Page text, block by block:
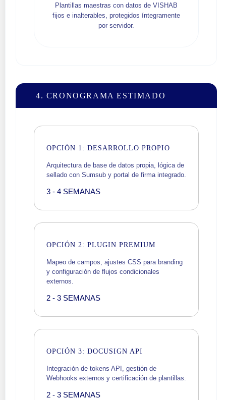
Plantillas maestras con datos de VISHAB
fijos e inalterables, protegidos íntegramente
por servidor.
4. CRONOGRAMA ESTIMADO
OPCIÓN 1: DESARROLLO PROPIO
Arquitectura de base de datos propia, lógica de
sellado con Sumsub y portal de firma integrado.
3 - 4 SEMANAS
OPCIÓN 2: PLUGIN PREMIUM
Mapeo de campos, ajustes CSS para branding
y configuración de flujos condicionales
externos.
2 - 3 SEMANAS
OPCIÓN 3: DOCUSIGN API
Integración de tokens API, gestión de
Webhooks externos y certificación de plantillas.
2 - 3 SEMANAS